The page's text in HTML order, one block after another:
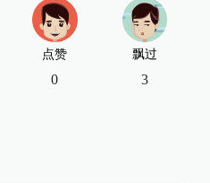
点赞
0
飘过
3